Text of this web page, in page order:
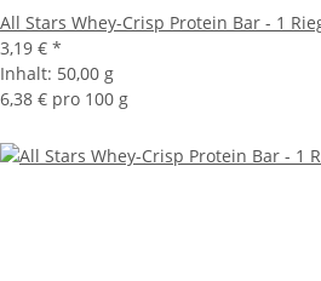
All Stars Whey-Crisp Protein Bar - 1
3,19 € *
Inhalt: 50,00 g
6,38 € pro 100 g